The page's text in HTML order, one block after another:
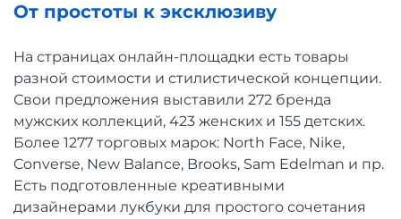
От простоты к эксклюзиву
На страницах онлайн-площадки есть товары
разной стоимости и стилистической концепции.
Свои предложения выставили 272 бренда
мужских коллекций, 423 женских и 155 детских.
Более 1277 торговых марок: North Face, Nike,
Converse, New Balance, Brooks, Sam Edelman и пр.
Есть подготовленные креативными
дизайнерами лукбуки для простого сочетания